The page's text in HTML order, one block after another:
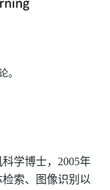
。
学博士， 2005年
索、图像识别以